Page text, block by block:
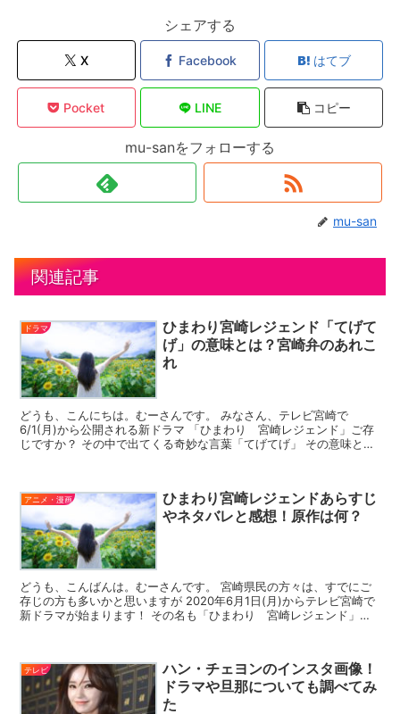
シェアする
X Facebook はてブ
Pocket LINE コピー
mu-sanをフォローする
mu-san
関連記事
ドラマ
ひまわり宮崎レジェンド「てげて
げ」の意味とは？宮崎弁のあれこ
れ
どうも、こんにちは。むーさんです。 みなさん、テレビ宮崎で
6/1(月)から公開される新ドラマ 「ひまわり 宮崎レジェンド」ご存
じですか？ その中で出てくる奇妙な言葉「てげてげ」 その意味と
アニメ・漫画
ひまわり宮崎レジェンドあらすじ
やネタバレと感想！原作は何？
どうも、こんばんは。むーさんです。 宮崎県民の方々は、すでにご
存じの方も多いかと思いますが 2020年6月1日(月)からテレビ宮崎で
新ドラマが始まります！ その名も「ひまわり 宮崎レジェンド」で
テレビ
ハン・チェヨンのインスタ画像！
ドラマや旦那についても調べてみ
た